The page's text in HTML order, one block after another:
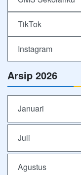
TikTok
Instagram
Arsip 2026
Januari
Juli
Agustus